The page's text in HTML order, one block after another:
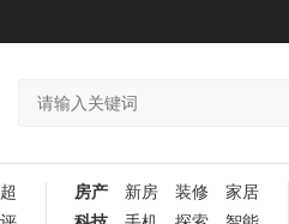
房产 新房 装修
家居